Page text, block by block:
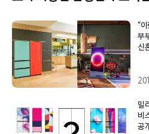
“
부
신
밀
비
공